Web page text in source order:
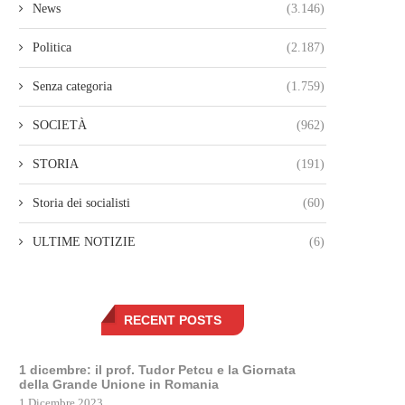
News (3.146)
Politica (2.187)
Senza categoria (1.759)
SOCIETÀ (962)
STORIA (191)
Storia dei socialisti (60)
ULTIME NOTIZIE (6)
RECENT POSTS
1 dicembre: il prof. Tudor Petcu e la Giornata
della Grande Unione in Romania